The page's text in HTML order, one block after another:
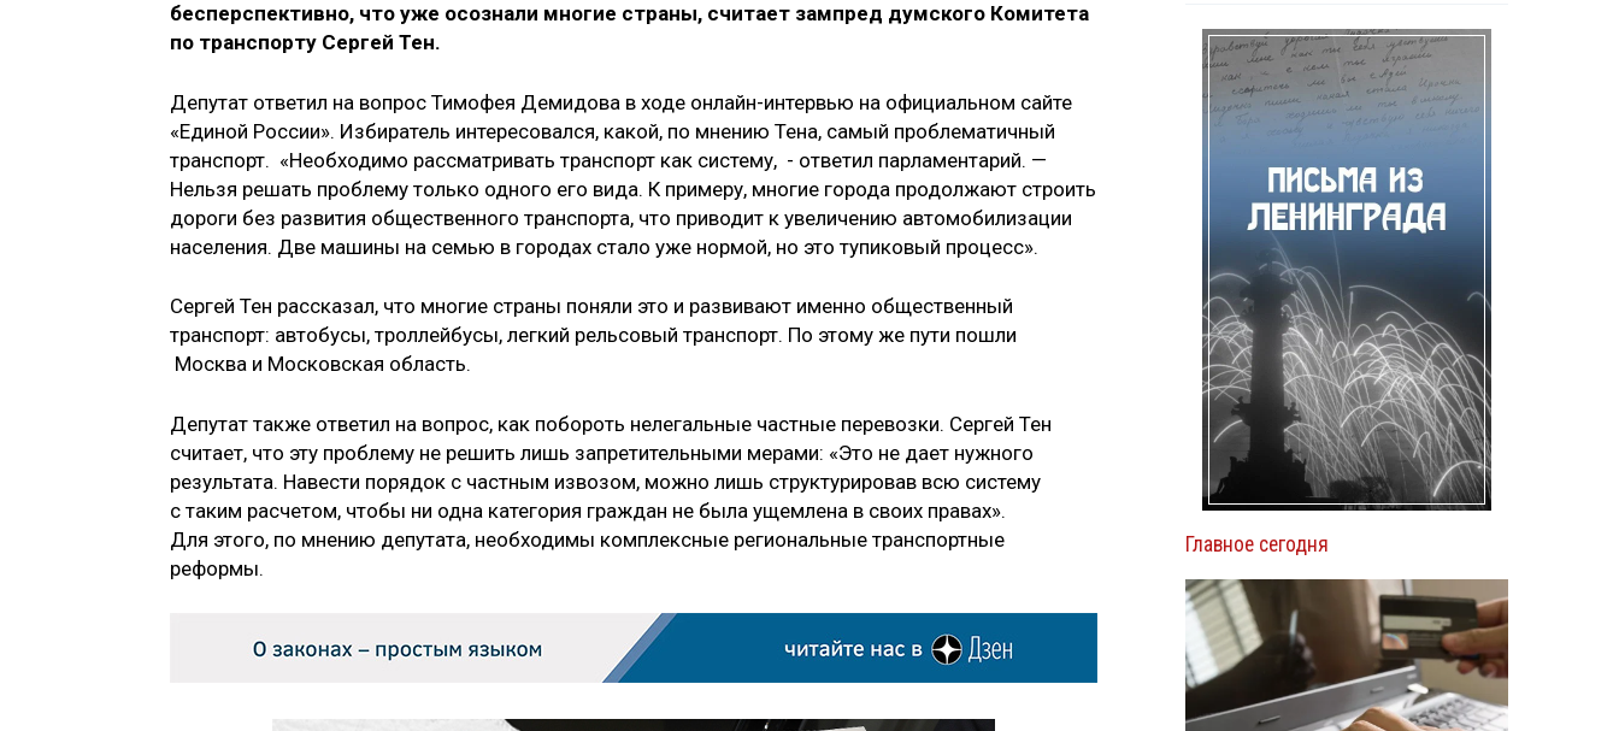
бесперспективно, что уже осознали многие страны, считает зампред думского Комитета
по транспорту Сергей Тен.
Депутат ответил на вопрос Тимофея Демидова в ходе онлайн-интервью на официальном сайте
«Единой России». Избиратель интересовался, какой, по мнению Тена, самый проблематичный
транспорт. «Необходимо рассматривать транспорт как систему, - ответил парламентарий. —
Нельзя решать проблему только одного его вида. К примеру, многие города продолжают строить
дороги без развития общественного транспорта, что приводит к увеличению автомобилизации
населения. Две машины на семью в городах стало уже нормой, но это тупиковый процесс».
Сергей Тен рассказал, что многие страны поняли это и развивают именно общественный
транспорт: автобусы, троллейбусы, легкий рельсовый транспорт. По этому же пути пошли
Москва и Московская область.
Депутат также ответил на вопрос, как побороть нелегальные частные перевозки. Сергей Тен
считает, что эту проблему не решить лишь запретительными мерами: «Это не дает нужного
результата. Навести порядок с частным извозом, можно лишь структурировав всю систему
с таким расчетом, чтобы ни одна категория граждан не была ущемлена в своих правах».
Для этого, по мнению депутата, необходимы комплексные региональные транспортные
реформы.
Главное сегодня